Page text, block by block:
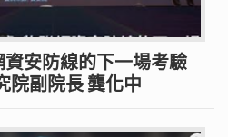
安防線的下一場考驗
副院長 龔化中